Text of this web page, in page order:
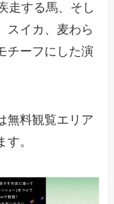
走する馬、そし
スイカ、麦わら
チーフにした演
無料観覧エリア
。